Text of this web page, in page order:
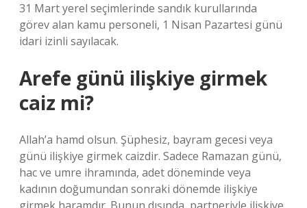
31 Mart yerel seçimlerinde sandık kurullarında
görev alan kamu personeli, 1 Nisan Pazartesi günü
idari izinli sayılacak.
Arefe günü ilişkiye girmek
caiz mi?
Allah’a hamd olsun. Şüphesiz, bayram gecesi veya
günü ilişkiye girmek caizdir. Sadece Ramazan günü,
hac ve umre ihramında, adet döneminde veya
kadının doğumundan sonraki dönemde ilişkiye